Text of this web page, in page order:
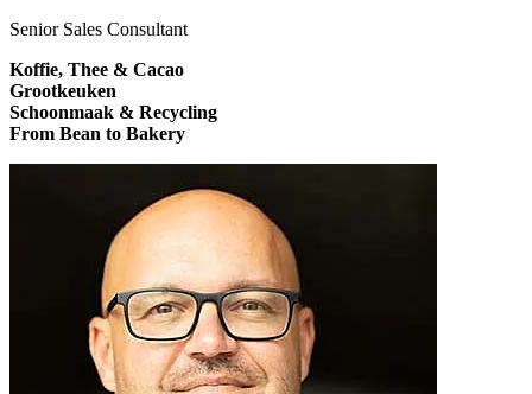
Senior Sales Consultant
Koffie, Thee & Cacao
Grootkeuken
Schoonmaak & Recycling
From Bean to Bakery